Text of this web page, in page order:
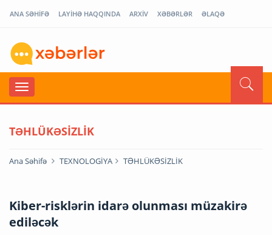
ANA SƏHİFƏ LAYİHƏ HAQQINDA ARXİV XƏBƏRLƏR ƏLAQƏ
TƏHLÜKƏSİZLİK
Ana Səhifə TEXNOLOGİYA TƏHLÜKƏSİZLİK
Kiber-risklərin idarə olunması müzakirə
ediləcək